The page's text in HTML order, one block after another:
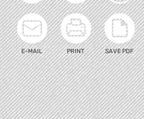
E-MAIL PRINT SAVE PDF